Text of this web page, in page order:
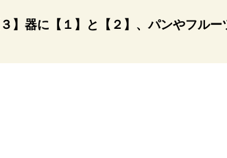
３】器に【１】と【２】、パンやフルー